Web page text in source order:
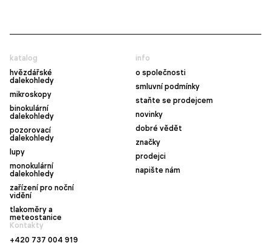
katalog
hvězdářské
dalekohledy
mikroskopy
binokulární
dalekohledy
pozorovací
dalekohledy
lupy
monokulární
dalekohledy
zařízení pro noční
vidění
tlakoměry a
meteostanice
info
o společnosti
smluvní podmínky
staňte se prodejcem
novinky
dobré vědět
značky
prodejci
napište nám
Kontakty
+420 737 004 919